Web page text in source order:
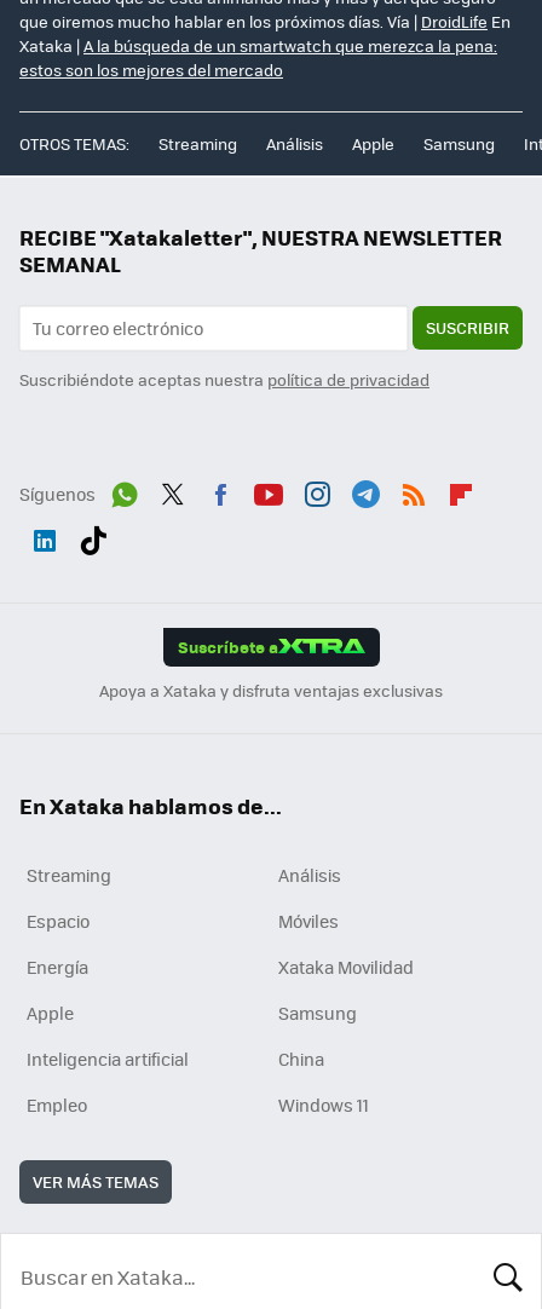
que oiremos mucho hablar en los próximos días. Vía | DroidLife En
Xataka |A la búsqueda de un smartwatch que merezca la pena:
estos son los mejores del mercado
OTROS TEMAS: Streaming Análisis Apple Samsung
RECIBE "Xatakaletter", NUESTRA NEWSLETTER
SEMANAL
SUSCRIBIR
Suscribiéndote aceptas nuestra política de privacidad
Síguenos
Suscríbete a
Apoya a Xataka y disfruta ventajas exclusivas
En Xataka hablamos de...
Streaming
Análisis
Espacio
Móviles
Energía
Xataka Movilidad
Apple
Samsung
Inteligencia artificial
China
Empleo
Windows 11
VER MÁS TEMAS